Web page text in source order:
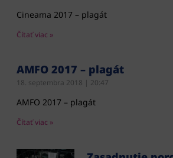
Cineama 2017 – plagát
Čítať viac »
AMFO 2017 – plagát
18. septembra 2018 20:47
AMFO 2017 – plagát
Čítať viac »